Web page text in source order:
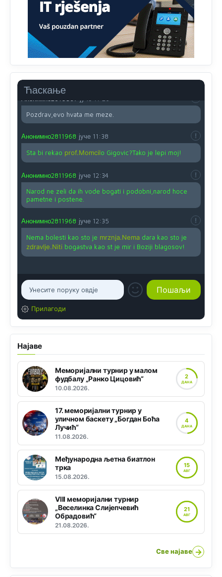
Ћаскање
O kako su cudni lvi ljudi,uzeli bi sve da mogu...a ja srce
svima fajem,radujem se tudjoj sreci.I ko ima i ko nema
na iso ce mjesto leci!
Анонимно2810587 јуче
11:24
Pozdrav,evo hvata me meze.
Анонимно2811968 јуче 11:38
Sta bi rekao prof.Momcilo Gigovic?Tako je lepi moj!
Анонимно2811968 јуче 12:34
Narod ne zeli da ih vode bogati i podobni,narod hoce
pametne i postene.
Анонимно2811968 јуче 12:35
Nema bolesti kao sto je mrznja.Nemadara kao sto je
zdravlje.Niti bogastva kao st je mir i Boziji blagosov!
Прилагоди
Најаве
Меморијални турнир у малом
фудбалу „Ранко Цицовић“
10.08.2026.
2
ДАНА
17. меморијални турнир у
уличном баскету „Богдан Боћа
Лучић“
11.08.2026.
4
ДАНА
Међународна љетна биатлон
трка
15.08.2026.
15
АВГ
VIII меморијални турнир
„Веселинка Слијепчевић
Обрадовић“
21.08.2026.
21
АВГ
Све најаве →